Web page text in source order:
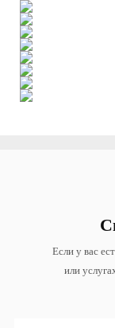
Если у вас
или